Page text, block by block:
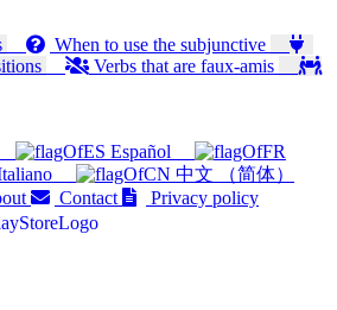
When to use the subjunctive
Verbs that are faux-amis
Español
中文 （简体）
Contact Privacy policy